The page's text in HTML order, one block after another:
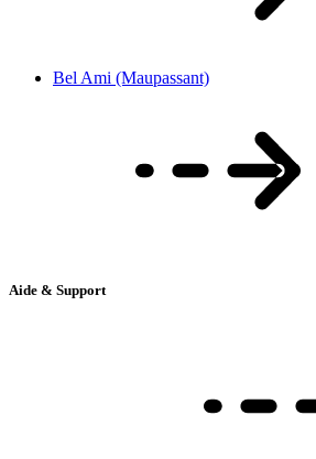
Bel Ami (Maupassant)
Aide & Support